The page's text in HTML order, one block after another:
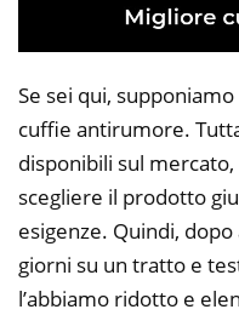
Se sei qui,
cuffie antirumore.
disponibili sul
scegliere il prodotto
esigenze. Quindi,
giorni su un tratto e
l’abbiamo ridotto e